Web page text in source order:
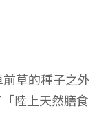
草的種子之外
陸上天然膳食